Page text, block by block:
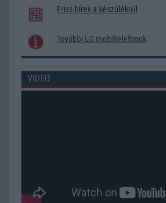
Friss hírek a készülékről
További LG mobiltelefonok
VIDEO